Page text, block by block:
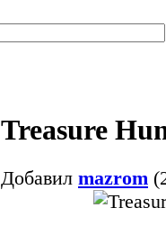
Treasure
Добавил mazrom